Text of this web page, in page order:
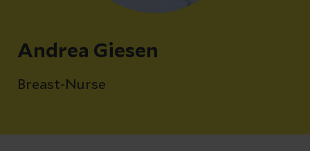
Andrea Giesen
Breast-Nurse